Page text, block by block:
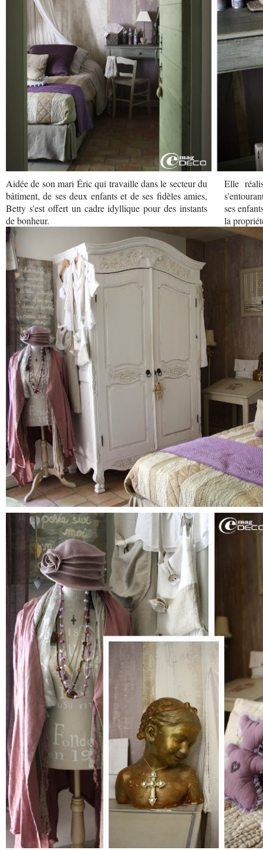
Aidée de son mari Éric qui travaille dans le secteur du
bâtiment, de ses deux enfants et de ses fidèles amies,
Betty s'est offert un cadre idyllique pour des instants
de bonheur.
Elle
ses
la